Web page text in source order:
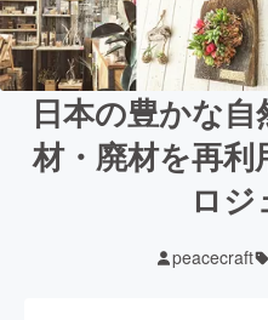
日本の豊かな
材・廃材を再
ロジ
peacecraft